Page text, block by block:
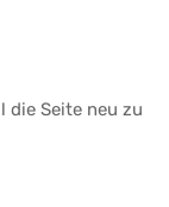
Seite neu zu